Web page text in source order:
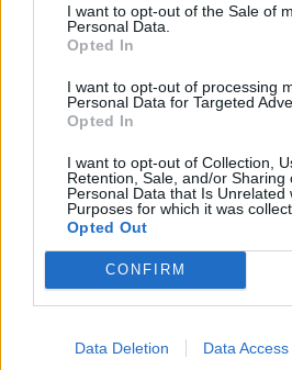
I want to opt-out of the Sale of
Personal Data.
Opted In
I want to opt-out of processing
Personal Data for Targeted
Opted In
I want to opt-out of Collection,
Retention, Sale, and/or Sharing
Personal Data that Is Unrelated
Purposes for which it was
Opted Out
CONFIRM
Data Deletion Data Access
FESTMÉNY, GRAFIKA
437. tétel:
Rezső (1884-1963):
Havas mező, 1910
Kikiáltási ár:
19. és 20. századi
festmények
17:00